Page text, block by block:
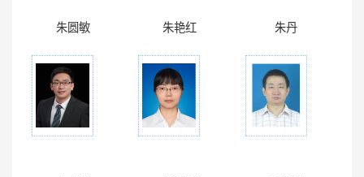
朱圆敏 朱艳红 朱丹